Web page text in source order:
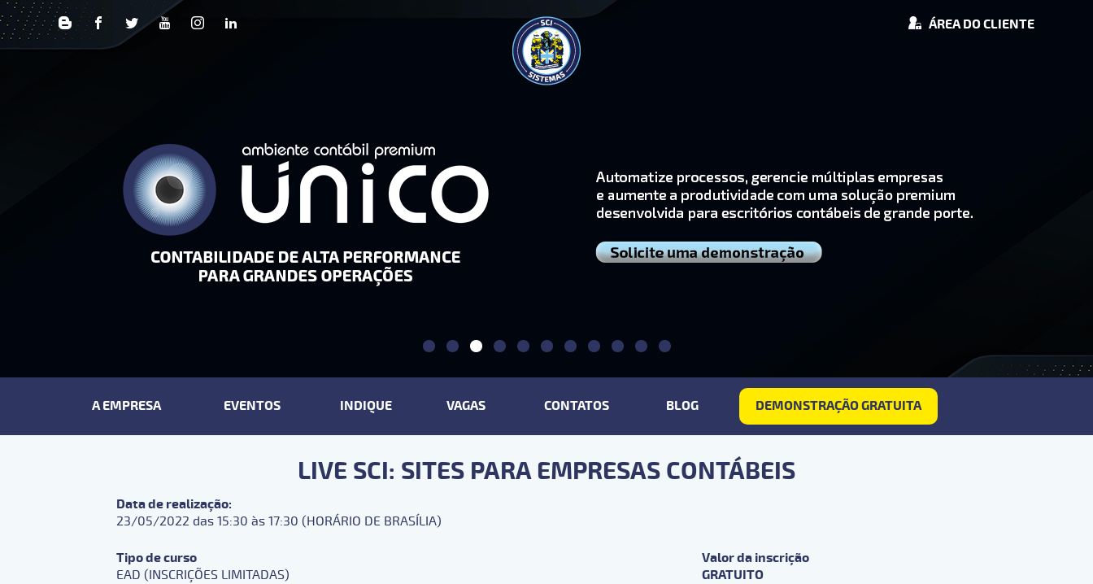
Pular Navegação (s) ÁREA DO CLIENTE
PRINCIPALA EMPRESA EVENTOS INDIQUE VAGAS CONTATOS BLOG DEMONSTRAÇÃO GRATUITA
LIVE SCI: SITES PARA EMPRESAS CONTÁBEIS
Data de realização:
23/05/2022 das 15:30 às 17:30 (HORÁRIO DE BRASÍLIA)
Tipo de curso
EAD (INSCRIÇÕES LIMITADAS)
Valor da inscrição
GRATUITO